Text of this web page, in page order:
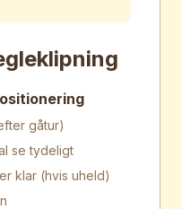
gåtur)
se tydeligt
klar (hvis uheld)